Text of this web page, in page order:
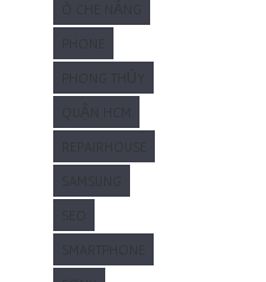
PHONG THỦY
REPAIRHOUSE
SAMSUNG
SMARTPHONE